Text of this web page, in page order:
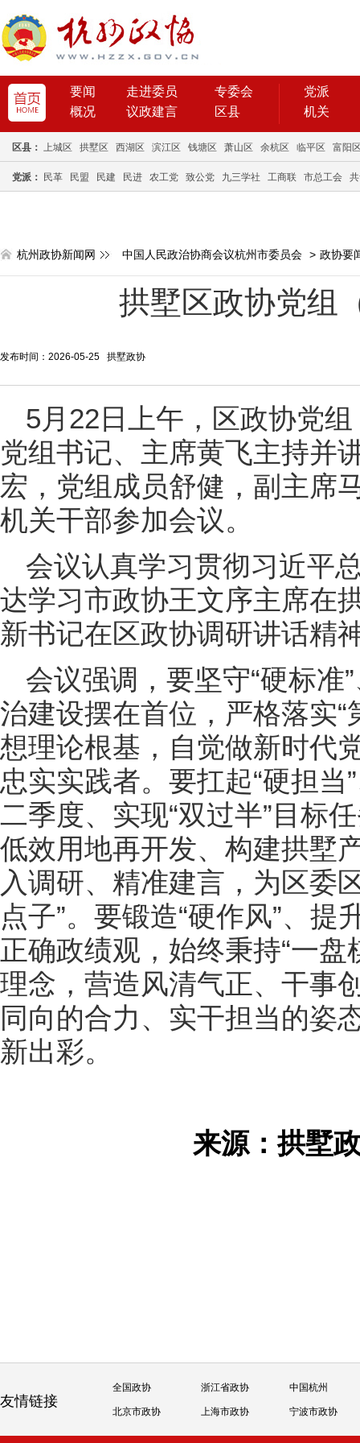
要闻 走进委员
专委会
概况
议政建言 区县
党派
机关
区县： 上城区 拱墅区 西湖区 滨江区 钱塘区 萧山区 余杭区 临平区 富阳
党派： 民革 民盟 民建 民进 农工党 致公党 九三学社 工商联 市总工会
杭州政协新闻网 中国人民政治协商会议杭州市委员会 > 政协要
拱墅区政协党组
发布时间：2026-05-25 拱墅政协
5月22日上午，区政协党
党组书记、主席黄飞主持并
宏，党组成员舒健，副主席
机关干部参加会议。
会议认真学习贯彻习近平
达学习市政协王文序主席在
新书记在区政协调研讲话精
会议强调，要坚守“硬标准
治建设摆在首位，严格落实
想理论根基，自觉做新时代
忠实实践者。要扛起“硬担
二季度、实现“双过半”目标
低效用地再开发、构建拱墅
入调研、精准建言，为区委
点子”。要锻造“硬作风”、
正确政绩观，始终秉持“一
理念，营造风清气正、干事
同向的合力、实干担当的姿
新出彩。
来源：拱
友情链接
全国政协 浙江省政协 中国杭州
北京市政协 上海市政协 宁波市政协